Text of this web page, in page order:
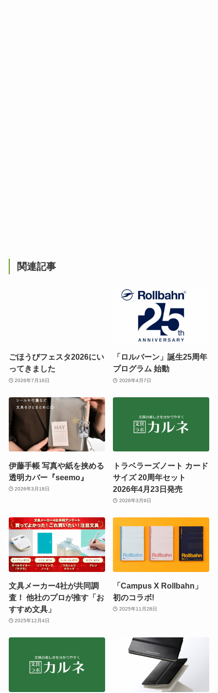
関連記事
ごほうびフェスタ2026にい
ってきました
2026年7月16日
「ロルバーン」誕生25周年
プログラム 始動
2026年4月7日
伊藤手帳 写真や紙を挟める
透明カバー『seemo』
2026年3月18日
トラベラーズノート カード
サイズ 20周年セット
2026年4月23日発売
2026年3月9日
文具メーカー4社が共同調
査！ 他社のプロが推す「お
すすめ文具」
2025年12月4日
「Campus X Rollbahn」
初のコラボ!
2025年11月28日